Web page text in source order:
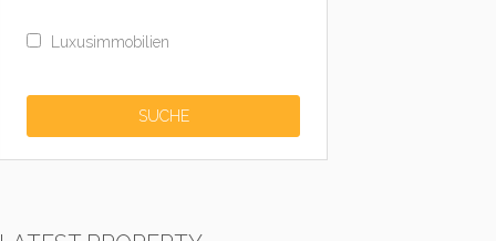
Luxusimmobilien